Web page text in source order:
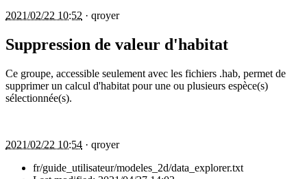
2021/02/22 10:52 · qroyer
Suppression de valeur d'habitat
Ce groupe, accessible seulement avec les fichiers .hab, permet de
supprimer un calcul d'habitat pour une ou plusieurs espèce(s)
sélectionnée(s).
2021/02/22 10:54 · qroyer
fr/guide_utilisateur/modeles_2d/data_explorer.txt